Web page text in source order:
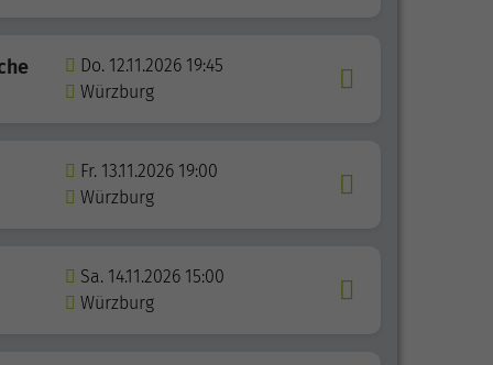
Do. 12.11.2026 19:45
Würzburg
Fr. 13.11.2026 19:00
Würzburg
Sa. 14.11.2026 15:00
Würzburg